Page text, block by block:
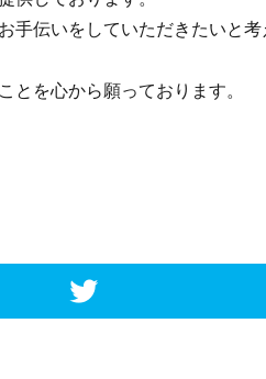
伝いをしていただきたいと考
を心から願っております。